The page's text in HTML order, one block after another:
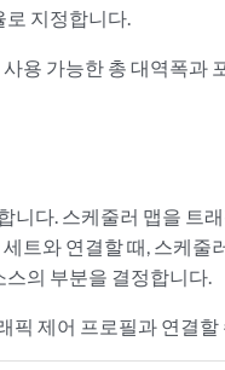
로 지정합니다.
용 가능한 총 대역폭과
니다. 스케줄러 맵을 트
트와 연결할 때, 스케줄
스의 부분을 결정합니다.
픽 제어 프로필과 연결할